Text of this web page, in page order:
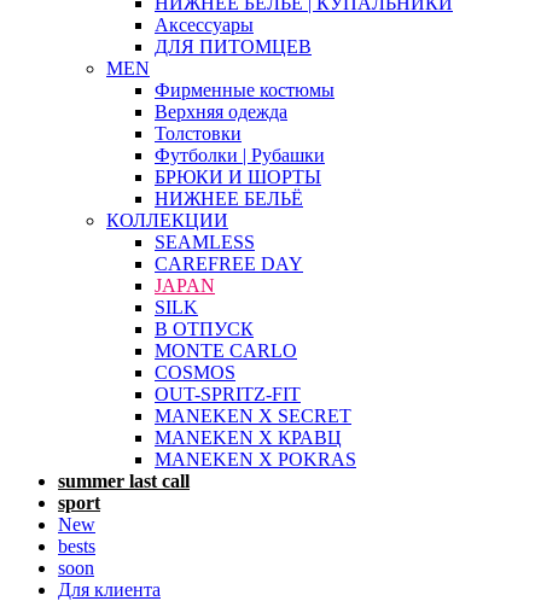
Аксессуары
ДЛЯ ПИТОМЦЕВ
MEN
Фирменные костюмы
Верхняя одежда
Толстовки
Футболки | Рубашки
БРЮКИ И ШОРТЫ
НИЖНЕЕ БЕЛЬЁ
КОЛЛЕКЦИИ
SEAMLESS
CAREFREE DAY
JAPAN
SILK
В ОТПУСК
MONTE CARLO
COSMOS
OUT-SPRITZ-FIT
MANEKEN X SECRET
MANEKEN X КРАВЦ
MANEKEN X POKRAS
summer last call
sport
New
bests
soon
Для клиента